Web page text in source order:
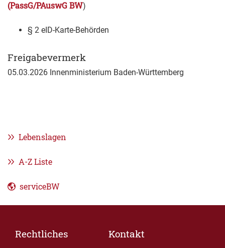
(PassG/PAuswG BW)
§ 2 eID-Karte-Behörden
Freigabevermerk
05.03.2026 Innenministerium Baden-Württemberg
Lebenslagen
A-Z Liste
serviceBW
Rechtliches Kontakt